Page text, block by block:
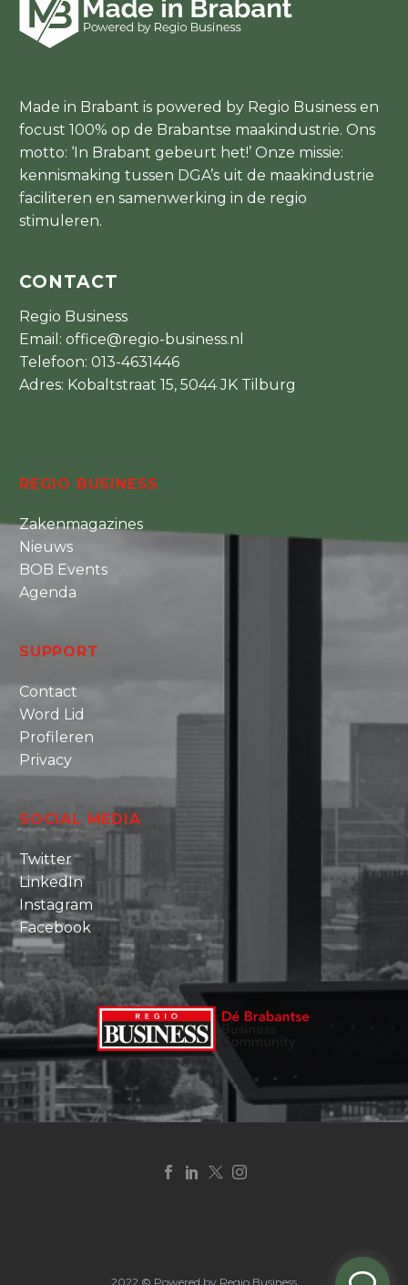
Made in Brabant is powered by Regio Business en
focust 100% op de Brabantse maakindustrie. Ons
motto: ‘In Brabant gebeurt het!’ Onze missie:
kennismaking tussen DGA’s uit de maakindustrie
faciliteren en samenwerking in de regio
stimuleren.
CONTACT
Regio Business
Email: office@regio-business.nl
Telefoon: 013-4631446
Adres: Kobaltstraat 15, 5044 JK Tilburg
REGIO BUSINESS
Zakenmagazines
Nieuws
BOB Events
Agenda
SUPPORT
Contact
Word Lid
Profileren
Privacy
SOCIAL MEDIA
Twitter
LinkedIn
Instagram
Facebook
2022 © Powered by Regio Business